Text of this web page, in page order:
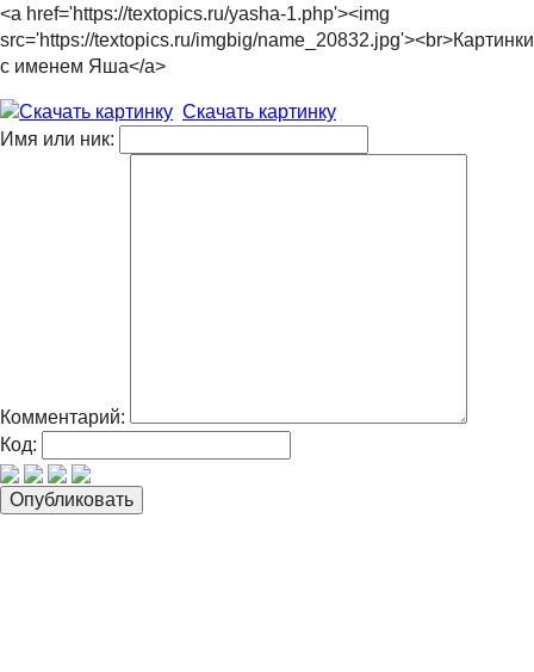
<a href='https://textopics.ru/yasha-1.php'><img
src='https://textopics.ru/imgbig/name_20832.jpg'><br>Картинки
с именем Яша</a>
Скачать картинку
Имя или ник:
Комментарий:
Код: